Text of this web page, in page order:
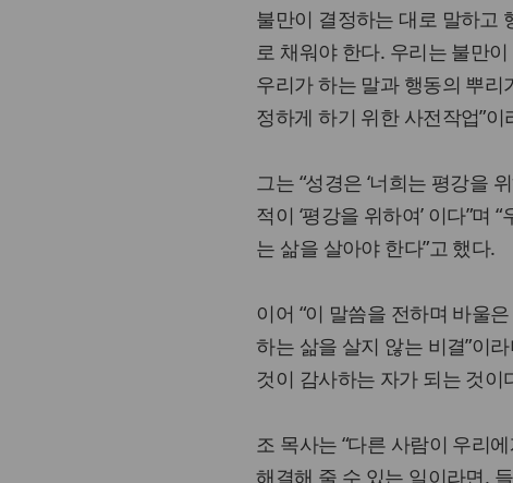
불만이 결정하는 대로 말하고
로 채워야 한다. 우리는 불만
우리가 하는 말과 행동의 뿌
정하게 하기 위한 사전작업”이
그는 “성경은 ‘너희는 평강을
적이 ‘평강을 위하여’ 이다”
는 삶을 살아야 한다”고 했다.
이어 “이 말씀을 전하며 바울
하는 삶을 살지 않는 비결”이
것이 감사하는 자가 되는 것이
조 목사는 “다른 사람이 우리
해결해 줄 수 있는 일이라면,